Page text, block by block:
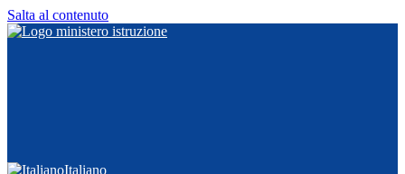
Salta al contenuto
Italiano